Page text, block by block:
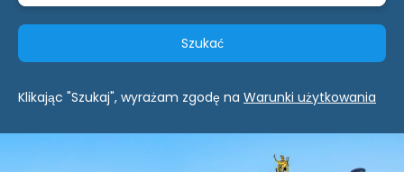
Szukać
Klikając "Szukaj", wyrażam zgodę na Warunki użytkowania